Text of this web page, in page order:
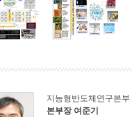
지능형반도체연구본부
본부장 여준기